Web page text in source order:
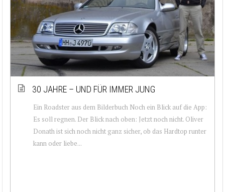
30 JAHRE – UND FÜR IMMER JUNG
Ein Roadster aus dem Bilderbuch Noch ein Blick auf die App:
Es soll regnen. Der Blick nach oben: Jetzt noch nicht. Oliver
Donath ist sich noch nicht ganz sicher, ob das Hardtop runter
kann oder liebe...